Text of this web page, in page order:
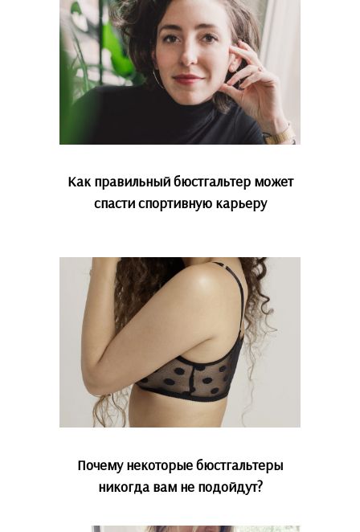
Как правильный бюстгальтер может
спасти спортивную карьеру
Почему некоторые бюстгальтеры
никогда вам не подойдут?